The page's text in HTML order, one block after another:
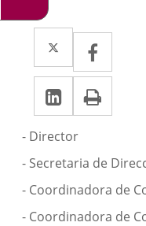
Twitter
Enlace
a
una
aplicación
externa.
a
una
Linkedin
Enlace
a
una
externa.
Descripción
- Director
- Secretaria de
- Coordinadora de
- Coordinadora de